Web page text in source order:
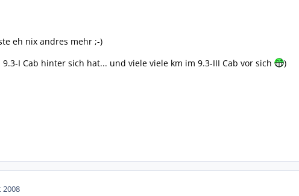
eh nix andres mehr ;-)
I Cab hinter sich hat... und viele viele km im 9.3-III Cab vor sich
)
2008